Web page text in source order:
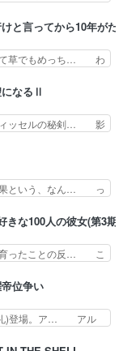
… 弟くんから昔の話
神をも恐れぬ姉弟と
子が集まるか… 規律
嫌いの可愛… 何かに
はかわい… 先の一件
しい寮… 体育会系み
型… 格ゲー専門用語
… 取り締まる側を仲
と言ってから10年が
て草でもめっち… わ
ちゃんゲル… 顎ヒゲ
が男に会… どうあが
イター… ここは俺に
１０… ちょっと奇妙
… セルリスには見守
すみませんセルリス
になるⅡ
ィッセルの秘剣… 影
ベリルとフ… 老いに
がらミュ… 教頭が藪
動機は… 今回は何と
カッ… 人型以外の相
… 単純単調な話にな
徐々にわかってくん
果という、なん… っ
』本編に加… 」はち
数1やん… ターニャ
でまた… 合衆国と帝
講和… 戦争は始める
… 直属の部下ですら
「（あの量の差が気
な100人の彼女(第3期)
育ったことの反… こ
教師＋新たな… ナデ
美しすぎる美
っ… 25)BP○さん見
職、後任の教師ナ
位争い
礼)登場。ア… アル
、只今異… 傀儡政権